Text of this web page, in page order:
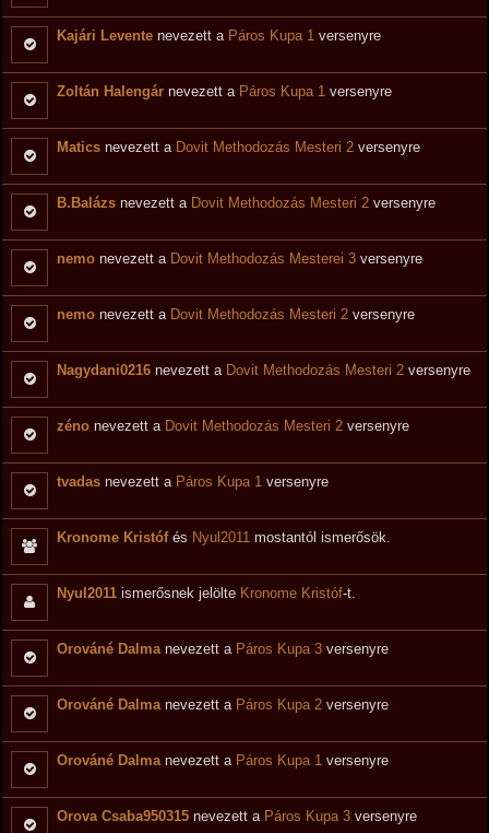
Kajári Levente nevezett a Páros Kupa 1 versenyre
Zoltán Halengár nevezett a Páros Kupa 1 versenyre
Matics nevezett a Dovit Methodozás Mesteri 2 versenyre
B.Balázs nevezett a Dovit Methodozás Mesteri 2 versenyre
nemo nevezett a Dovit Methodozás Mesterei 3 versenyre
nemo nevezett a Dovit Methodozás Mesteri 2 versenyre
Nagydani0216 nevezett a Dovit Methodozás Mesteri 2 versenyre
zéno nevezett a Dovit Methodozás Mesteri 2 versenyre
tvadas nevezett a Páros Kupa 1 versenyre
Kronome Kristófés Nyul2011 mostantól ismerősök.
Nyul2011 ismerősnek jelölte Kronome Kristóf-t.
Orováné Dalma nevezett a Páros Kupa 3 versenyre
Orováné Dalma nevezett a Páros Kupa 2 versenyre
Orováné Dalma nevezett a Páros Kupa 1 versenyre
Orova Csaba950315 nevezett a Páros Kupa 3 versenyre